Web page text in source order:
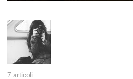
7 articoli